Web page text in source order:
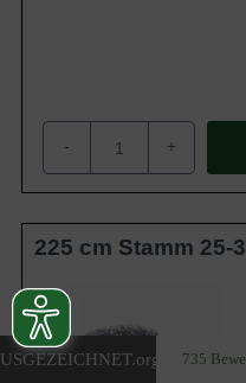
.org 735
- +
225 cm Stamm 25-